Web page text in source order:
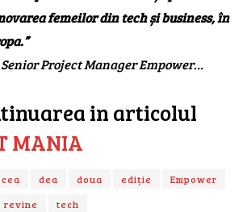
femeilor din tech și business, în
Project Manager Empower…
in articolul
MANIA
cea dea doua ediție
Empower
revine tech